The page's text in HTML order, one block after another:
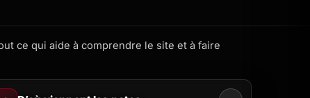
ce qui aide à comprendre le site et à faire